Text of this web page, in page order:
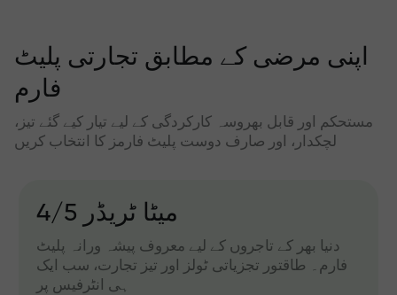
اپنی مرضی کے مطابق تجارتی پلیٹ
فارم
مستحکم اور قابل بھروسہ کارکردگی کے لیے تیار کیے گئے تیز،
لچکدار، اور صارف دوست پلیٹ فارمز کا انتخاب کریں
میٹا ٹریڈر 4/5
دنیا بھر کے تاجروں کے لیے معروف پیشہ ورانہ پلیٹ
فارم۔ طاقتور تجزیاتی ٹولز اور تیز تجارت، سب ایک
ہی انٹرفیس پر